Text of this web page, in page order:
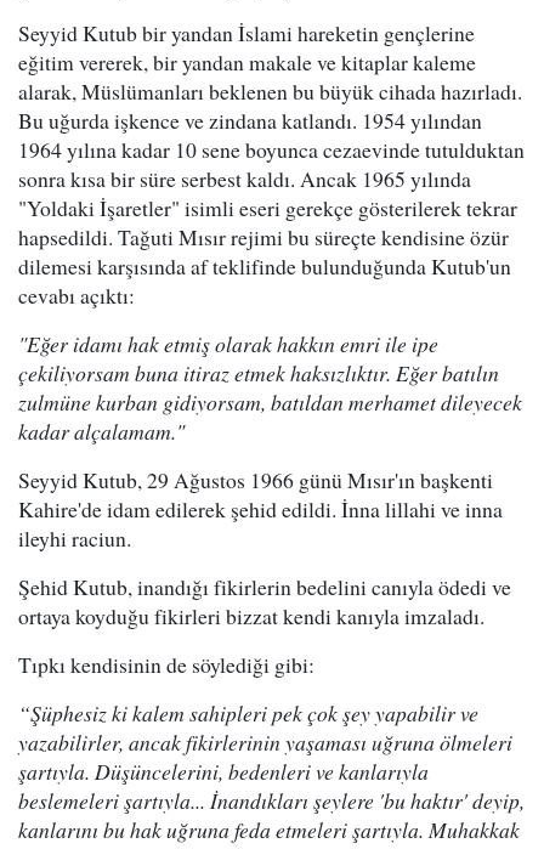
Seyyid Kutub bir yandan İslami hareketin gençlerine
eğitim vererek, bir yandan makale ve kitaplar kaleme
alarak, Müslümanları beklenen bu büyük cihada hazırladı.
Bu uğurda işkence ve zindana katlandı. 1954 yılından
1964 yılına kadar 10 sene boyunca cezaevinde tutulduktan
sonra kısa bir süre serbest kaldı. Ancak 1965 yılında
"Yoldaki İşaretler" isimli eseri gerekçe gösterilerek tekrar
hapsedildi. Tağuti Mısır rejimi bu süreçte kendisine özür
dilemesi karşısında af teklifinde bulunduğunda Kutub'un
cevabı açıktı:
"Eğer idamı hak etmiş olarak hakkın emri ile ipe
çekiliyorsam buna itiraz etmek haksızlıktır. Eğer batılın
zulmüne kurban gidiyorsam, batıldan merhamet dileyecek
kadar alçalamam."
Seyyid Kutub, 29 Ağustos 1966 günü Mısır'ın başkenti
Kahire'de idam edilerek şehid edildi. İnna lillahi ve inna
ileyhi raciun.
Şehid Kutub, inandığı fikirlerin bedelini canıyla ödedi ve
ortaya koyduğu fikirleri bizzat kendi kanıyla imzaladı.
Tıpkı kendisinin de söylediği gibi:
“Şüphesiz ki kalem sahipleri pek çok şey yapabilir ve
yazabilirler, ancak fikirlerinin yaşaması uğruna ölmeleri
şartıyla. Düşüncelerini, bedenleri ve kanlarıyla
beslemeleri şartıyla... İnandıkları şeylere 'bu haktır' deyip,
kanlarını bu hak uğruna feda etmeleri şartıyla. Muhakkak